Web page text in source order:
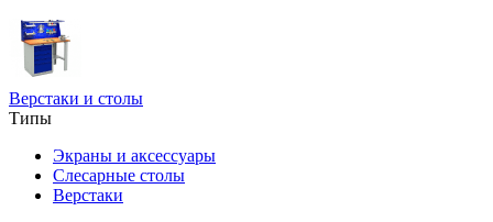
Верстаки и столы
Типы
Экраны и аксессуары
Слесарные столы
Верстаки